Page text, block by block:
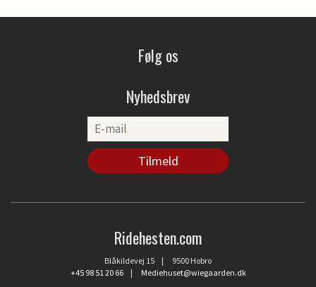
Følg os
Nyhedsbrev
Ridehesten.com
Blåkildevej 15 | 9500 Hobro
+45 98 51 20 66| Mediehuset@wiegaarden.dk